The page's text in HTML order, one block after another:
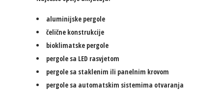
aluminijske pergole
čelične konstrukcije
bioklimatske pergole
pergole sa LED rasvjetom
pergole sa staklenim ili panelnim krovom
pergole sa automatskim sistemima otvaranja